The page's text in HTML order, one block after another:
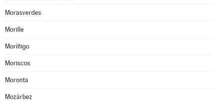
Morasverdes
Morille
Moríñigo
Moriscos
Moronta
Mozárbez